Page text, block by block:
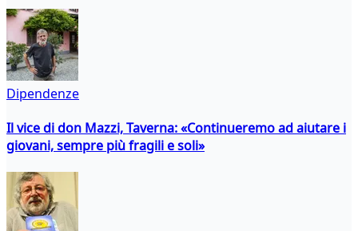
Dipendenze
Il vice di don Mazzi, Taverna: «Continueremo ad aiutare i
giovani, sempre più fragili e soli»